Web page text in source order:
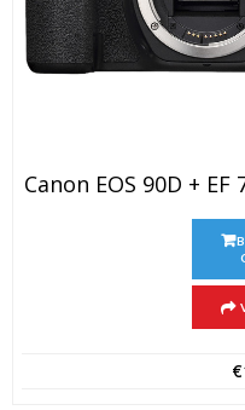
Canon EOS 90D +
€